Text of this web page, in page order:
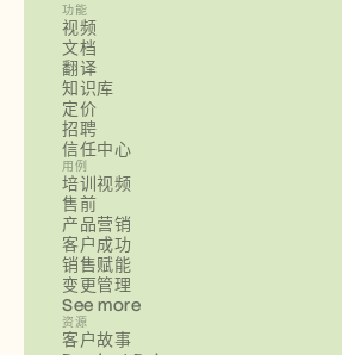
功能
视频
文档
翻译
知识库
定价
招聘
信任中心
用例
培训视频
售前
产品营销
客户成功
销售赋能
变更管理
See more
资源
客户故事